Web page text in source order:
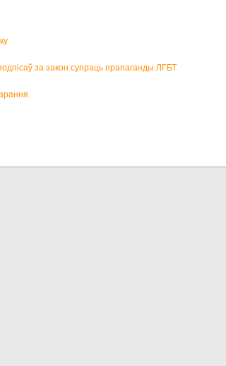
за закон супраць прапаганды ЛГБТ